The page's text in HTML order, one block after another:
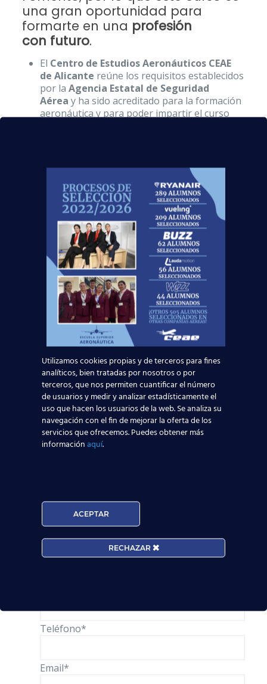
una gran oportunidad para
formarte en una profesión
con futuro.
El Centro de Estudios Aeronáuticos CEAE
de Alicante reúne los requisitos establecidos
por la Agencia Estatal de Seguridad
Aérea y ha sido acreditado para la formación
aeronáutica y para poder impartir el curso
los recursos necesarios para una
formación actualizada y completa
impartida porprofesionales del sector
curso TCPincluye prácticas en un
simulador de avión a escala real, y un
exclusivo curso de Inglés Aeronáutico
completamente gratuito.
Además, al acabar el curso, esta promoción
dispondrá deorientación laboraldurante
seis meses, para que puedan seguir los pasos
de los más de 4500 alumnos que ya están
trabajando
Si quieres unirte algrupo de
estudioque comenzará su
andadura hacia el trabajo de sus
sueños en 2019,
pídenos información sin
compromiso:
Te esperamos en la Avenida Oscar
Esplá (Alicante
teléfono
O bien te asesoramos nosotros vía
Solicita información
Teléfono*
Email*
Utilizamos cookies propias y de terceros para fines
analíticos, bien tratadas por nosotros o por
terceros, que nos permiten cuantificar el número
de usuarios y medir y analizar estadísticamente el
uso que hacen los usuarios de la web. Se analiza su
navegación con el fin de mejorar la oferta de los
servicios que ofrecemos. Puedes obtener más
informaciónaquí.
ACEPTAR
RECHAZAR